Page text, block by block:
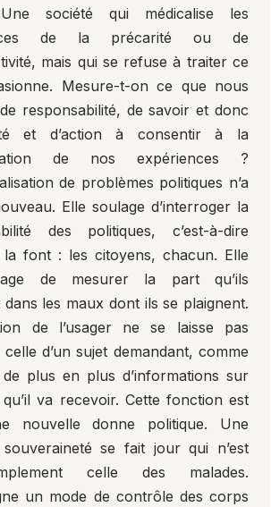
société qui médicalise les
de la précarité ou de
mais qui se refuse à traiter ce
Mesure-t-on ce que nous
responsabilité, de savoir et donc
et d’action à consentir à la
de nos expériences ?
de problèmes politiques n’a
Elle soulage d’interroger la
des politiques, c’est-à-dire
font : les citoyens, chacun. Elle
de mesurer la part qu’ils
les maux dont ils se plaignent.
de l’usager ne se laisse pas
d’un sujet demandant, comme
plus en plus d’informations sur
va recevoir. Cette fonction est
nouvelle donne politique. Une
se fait jour qui n’est
celle des malades.
un mode de contrôle des corps